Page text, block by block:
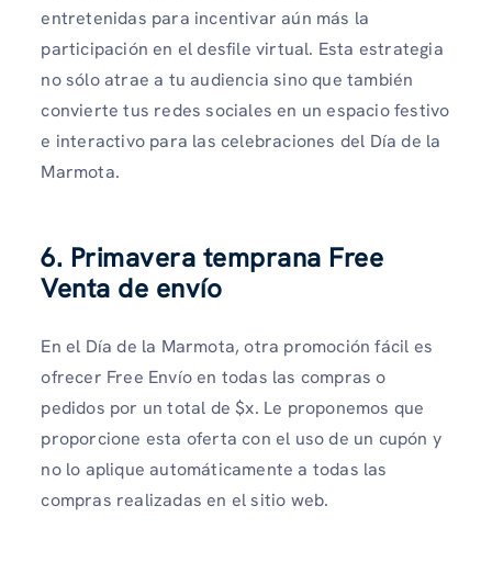
entretenidas para incentivar aún más la
participación en el desfile virtual. Esta estrategia
no sólo atrae a tu audiencia sino que también
convierte tus redes sociales en un espacio festivo
e interactivo para las celebraciones del Día de la
Marmota.
6. Primavera temprana Free
Venta de envío
En el Día de la Marmota, otra promoción fácil es
ofrecer Free Envío en todas las compras o
pedidos por un total de $x. Le proponemos que
proporcione esta oferta con el uso de un cupón y
no lo aplique automáticamente a todas las
compras realizadas en el sitio web.